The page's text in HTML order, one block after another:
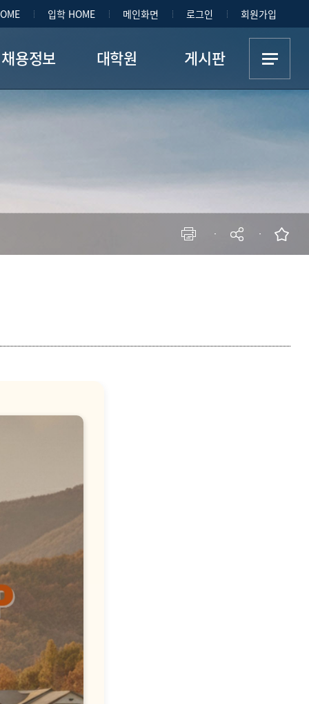
입학 HOME 메인화면 로그인 회원가입
채용정보
채용정보
취업현황
졸업생 특강
대학원
학과 소개
교과과정 안내
연구센터 소개
공지사항
게시판
공지사항
글스산 Today
Inspot
Class Project
Youtube
Media
메뉴추가